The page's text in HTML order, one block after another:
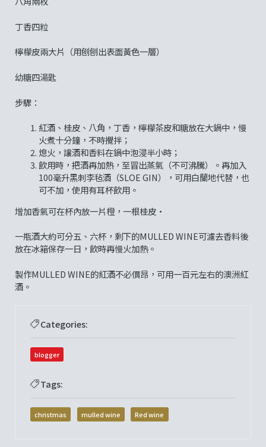
丁香四粒
檸檬皮兩大片（用刨刨出表面黃色一層）
幼糖四湯匙
步驟：
紅酒、桂皮、八角，丁香，檸檬茶皮和糖放在大鍋中，慢
火煮十分鐘，不時攪拌；
熄火，讓酒和香料在鍋中泡浸半小時；
飲用時，把酒再加熱，至冒出蒸氣（不可沸騰）。再加入
100毫升黑刺李毡酒（SLOE GIN），可用白蘭地代替，也
可不加，使用有耳杯飲用。
增加香氣可在杯內放一片橙，一根桂皮·
一瓶酒大約可分五、六杯，剩下的MULLED WINE可濾去香料後
放在冰箱保存一日，飲時再慢火加熱。
製作MULLED WINE的紅酒不必價昂，可用一百元左右的澳洲紅
酒。
Categories:
blogger
Tags:
christmas mulled wine Red wine